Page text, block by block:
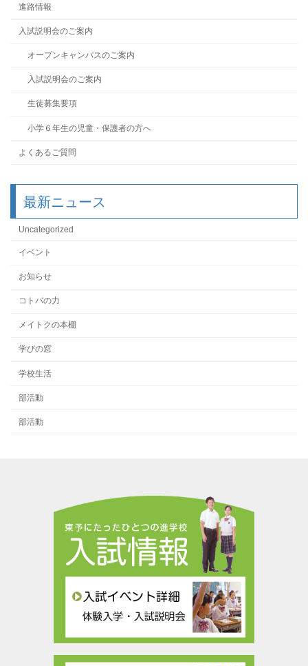
進路情報
入試説明会のご案内
オープンキャンパスのご案内
入試説明会のご案内
生徒募集要項
小学６年生の児童・保護者の方へ
よくあるご質問
最新ニュース
Uncategorized
イベント
お知らせ
コトバの力
メイトクの本棚
学びの窓
学校生活
部活動
部活動